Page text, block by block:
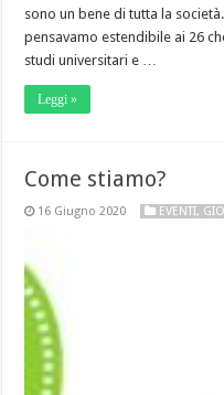
sono un bene di tutta la
pensavamo estendibile ai 26
studi universitari e …
Leggi »
Come stiamo?
16 Giugno 2020 EVENTI,